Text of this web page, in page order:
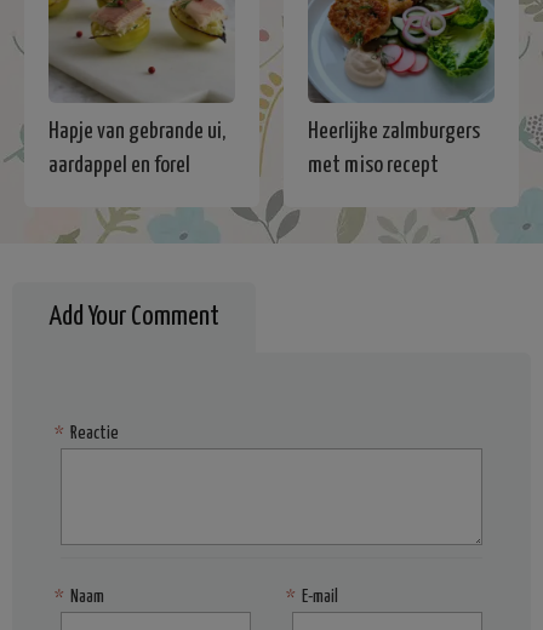
Hapje van gebrande ui,
aardappel en forel
Heerlijke zalmburgers
met miso recept
Add Your Comment
Reactie
*
Naam
* E-mail
*